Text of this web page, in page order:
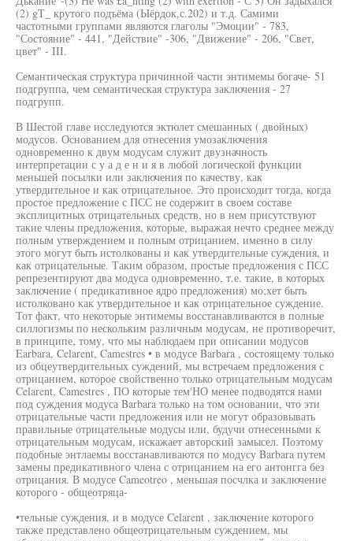
(2) gT_ крутого подъёма (Ыёрдок,с.202) и т.д. Самими
частотными группами являются глаголы "Эмоции" - 783,
"Состояние" - 441, "Действие" -306, "Движение" - 206, "Свет,
цвет" - III.
Семантическая структура причинной части энтимемы богаче- 51
подгруппа, чем семантическая структура заключения - 27
подгрупп.
В Шестой главе исследуются эктюлет смешанных ( двойных)
модусов. Основанием для отнесения умозаключения
одновременно к двум модусам служит двузначность
интерпретации с у а д е н и я в любой логической функции
меньшей посылки или заключения по качеству, как
утвердительное и как отрицательное. Это происходит тогда, когда
простое предложение с ПСС не содержит в своем составе
эксплицитных отрицательных средств, но в нем присутствуют
такие члены предложения, которые, выражая нечто среднее между
полным утверждением и полным отрицанием, именно в силу
этого могут быть истолкованы и как утвердительные суждения, и
как отрицательные. Таким образом, простые предложения с ПСС
репрезентируют два модуса одновременно, т.е. такие, в которых
заключение ( предикативное ядро предложения) мо;хет быть
истолковано как утвердительное и как отрицательное суждение.
Тот факт, что некоторые энтимемы восстанавливаются в полные
силлогизмы по нескольким различным модусам, не противоречит,
в принципе, тому, что мы наблюдаем при описании модусов
Earbara, Celarent, Camestres • в модусе Barbara , состоящему только
из обцеутвердительных суждений, мы встречаем предложения с
отрицанием, которое свойственно только отрицательным модусам
Celarent, Camestres , ПО которые тем'НО менее подводятся нами
под суждения модуса Barbara только на том основании, что эти
отрицательные части предложения или не могут образовывать
правильные отрицательные модусы или, будучи отнесенными к
отрицательным модусам, искажает авторский замысел. Поэтому
подобные энтлаемы восстанавливаются по модусу Barbara путем
замены предикативного члена с отрицанием на его антонгга без
отрицания. В модусе Cameotreo , меньшая посчлка и заключение
которого - общеотряца-
•тельные суждения, и в модусе Celarent , заключение которого
также представлено общеотрицательным суждением, мы